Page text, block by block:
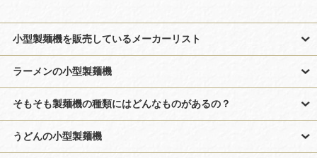
小型製麺機を販売しているメーカーリスト
ラーメンの小型製麺機
そもそも製麺機の種類にはどんなものがあるの？
うどんの小型製麺機